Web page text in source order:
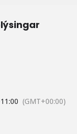
11:00 (GMT+00:00)